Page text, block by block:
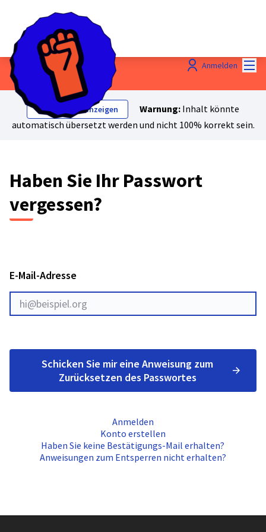
Anmelden
Originaltext anzeigen Warnung: Inhalt könnte
automatisch übersetzt werden und nicht 100% korrekt sein.
Haben Sie Ihr Passwort
vergessen?
E-Mail-Adresse
Schicken Sie mir eine Anweisung zum
Zurücksetzen des Passwortes
Anmelden
Konto erstellen
Haben Sie keine Bestätigungs-Mail erhalten?
Anweisungen zum Entsperren nicht erhalten?